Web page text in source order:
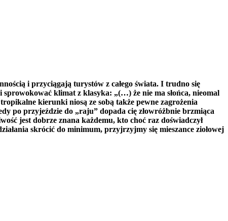
i przyciągają turystów z całego świata. I trudno się
klimat z klasyka: „(…) że nie ma słońca, nieomal
kierunki niosą ze sobą także pewne zagrożenia
po przyjeździe do „raju” dopada cię złowróżbnie brzmiąca
jest dobrze znana każdemu, kto choć raz doświadczył
skrócić do minimum, przyjrzyjmy się mieszance ziołowej